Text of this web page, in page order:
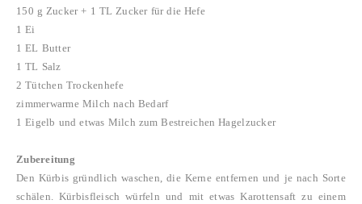
150 g Zucker + 1 TL Zucker für die Hefe
1 Ei
1 EL Butter
1 TL Salz
2 Tütchen Trockenhefe
zimmerwarme Milch nach Bedarf
1 Eigelb und etwas Milch zum Bestreichen Hagelzucker
Zubereitung
Den Kürbis gründlich waschen, die Kerne entfernen und je nach Sorte
schälen. Kürbisfleisch würfeln und mit etwas Karottensaft zu einem